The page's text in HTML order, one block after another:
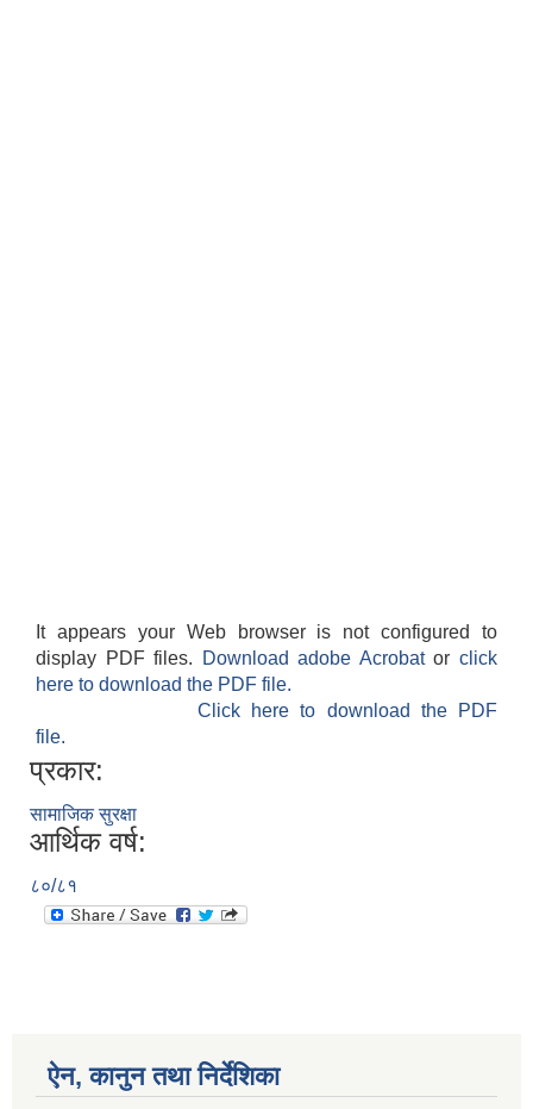
It appears your Web browser is not configured to
display PDF files.
Download adobe Acrobatorclick
here to download the PDF file.
Click here to download the PDF
file.
प्रकार:
सामाजिक सुरक्षा
आर्थिक वर्ष:
८०/८१
ऐन, कानुन तथा निर्देशिका